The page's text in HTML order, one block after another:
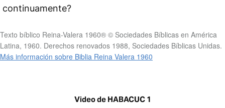
continuamente?
Texto bíblico Reina-Valera 1960® © Sociedades Bíblicas en América
Latina, 1960. Derechos renovados 1988, Sociedades Bíblicas Unidas.
Más información sobre Biblia Reina Valera 1960
Video de HABACUC 1